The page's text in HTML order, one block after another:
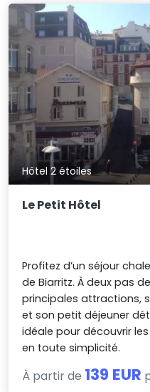
Hôtel 2 étoiles
Le Petit Hôtel
Profitez d’un séjour
de Biarritz. À deux pas
principales attractions,
et son petit déjeuner
idéale pour découvrir
en toute simplicité.
À partir de 139 EUR